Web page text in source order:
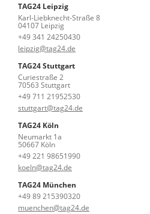
TAG24 Leipzig
Karl-Liebknecht-Straße 8
04107 Leipzig
+49 341 24250430
leipzig@tag24.de
TAG24 Stuttgart
Curiestraße 2
70563 Stuttgart
+49 711 21952530
stuttgart@tag24.de
TAG24 Köln
Neumarkt 1a
50667 Köln
+49 221 98651990
koeln@tag24.de
TAG24 München
+49 89 215390320
muenchen@tag24.de